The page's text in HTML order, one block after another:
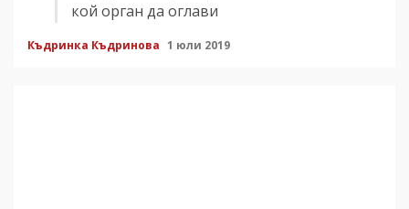
кой орган да оглави
Къдринка Къдринова 1 юли 2019